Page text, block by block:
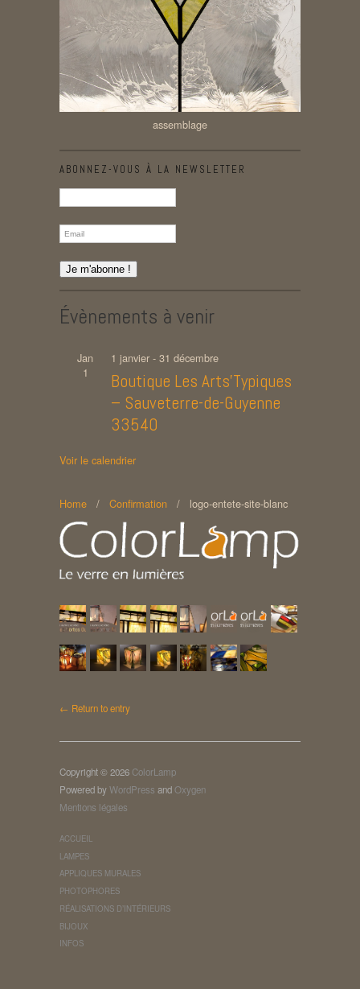
assemblage
ABONNEZ-VOUS À LA NEWSLETTER
Évènements à venir
Jan
1
1 janvier - 31 décembre
Boutique Les Arts’Typiques
– Sauveterre-de-Guyenne
33540
Voir le calendrier
Home / Confirmation / logo-entete-site-blanc
← Return to entry
Copyright © 2026 ColorLamp
Powered byWordPress andOxygen
Mentions légales
ACCUEIL
LAMPES
APPLIQUES MURALES
PHOTOPHORES
RÉALISATIONS D’INTÉRIEURS
BIJOUX
INFOS